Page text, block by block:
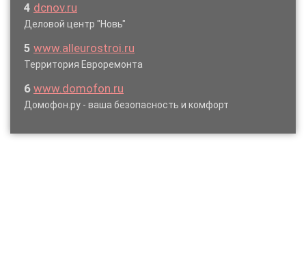
4 dcnov.ru
Деловой центр "Новь"
5 www.alleurostroi.ru
Территория Евроремонта
6 www.domofon.ru
Домофон.ру - ваша безопасность и комфорт